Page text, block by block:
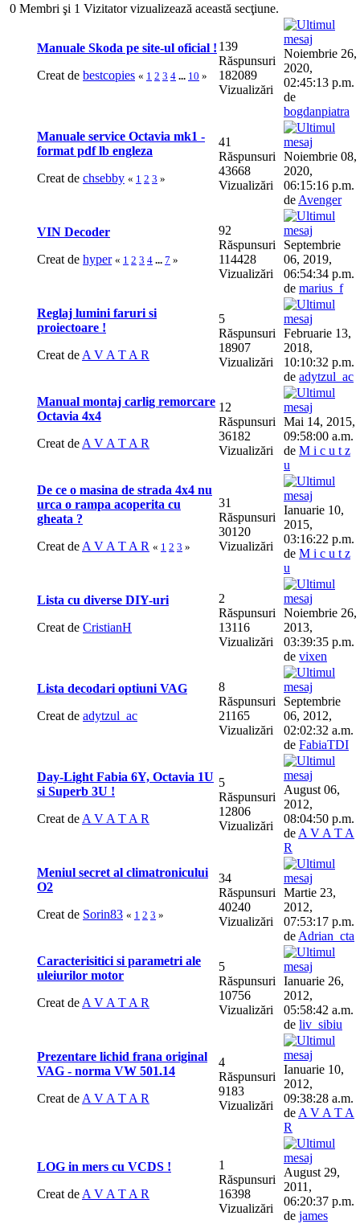
0 Membri şi 1 Vizitator vizualizează această secţiune.
Manuale Skoda pe site-ul oficial !
Creat de bestcopies « 1 2 3 4 ... 10 »
139
Răspunsuri
182089
Vizualizări
Noiembrie 26,
2020,
02:45:13 p.m.
de
bogdanpiatra
Manuale service Octavia mk1 -
format pdf lb engleza
Creat de chsebby « 1 2 3 »
41
Răspunsuri
43668
Vizualizări
Noiembrie 08,
2020,
06:15:16 p.m.
de Avenger
VIN Decoder
Creat de hyper « 1 2 3 4 ... 7 »
92
Răspunsuri
114428
Vizualizări
Septembrie
06, 2019,
06:54:34 p.m.
de marius_f
Reglaj lumini faruri si
proiectoare !
Creat de A V A T A R
5
Răspunsuri
18907
Vizualizări
Februarie 13,
2018,
10:10:32 p.m.
de adytzul_ac
Manual montaj carlig remorcare
Octavia 4x4
Creat de A V A T A R
12
Răspunsuri
36182
Vizualizări
Mai 14, 2015,
09:58:00 a.m.
de M i c u t z
u
De ce o masina de strada 4x4 nu
urca o rampa acoperita cu
gheata ?
Creat de A V A T A R « 1 2 3 »
31
Răspunsuri
30120
Vizualizări
Ianuarie 10,
2015,
03:16:22 p.m.
de M i c u t z
u
Lista cu diverse DIY-uri
Creat de CristianH
2
Răspunsuri
13116
Vizualizări
Noiembrie 26,
2013,
03:39:35 p.m.
de vixen
Lista decodari optiuni VAG
Creat de adytzul_ac
8
Răspunsuri
21165
Vizualizări
Septembrie
06, 2012,
02:02:32 a.m.
de FabiaTDI
Day-Light Fabia 6Y, Octavia 1U
si Superb 3U !
Creat de A V A T A R
5
Răspunsuri
12806
Vizualizări
August 06,
2012,
08:04:50 p.m.
de A V A T A
R
Meniul secret al climatronicului
O2
Creat de Sorin83 « 1 2 3 »
34
Răspunsuri
40240
Vizualizări
Martie 23,
2012,
07:53:17 p.m.
de Adrian_cta
Caracterisitici si parametri ale
uleiurilor motor
Creat de A V A T A R
5
Răspunsuri
10756
Vizualizări
Ianuarie 26,
2012,
05:58:42 a.m.
de liv_sibiu
Prezentare lichid frana original
VAG - norma VW 501.14
Creat de A V A T A R
4
Răspunsuri
9183
Vizualizări
Ianuarie 10,
2012,
09:38:28 a.m.
de A V A T A
R
LOG in mers cu VCDS !
Creat de A V A T A R
1
Răspunsuri
16398
Vizualizări
August 29,
2011,
06:20:37 p.m.
de james